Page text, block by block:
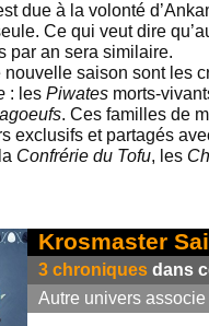
due à la volonté
Ce qui veut dire
par an sera similaire.
nouvelle saison sont les
: les Piwates morts-
. Ces familles de
exclusifs et partagés
Confrérie du Tofu, les
Krosmaster
3 chroniques dans
Autre univers